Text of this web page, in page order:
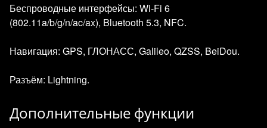
Беспроводные интерфейсы: Wi‑Fi 6
(802.11a/b/g/n/ac/ax), Bluetooth 5.3, NFC.
Навигация: GPS, ГЛОНАСС, Galileo, QZSS, BeiDou.
Разъём: Lightning.
Дополнительные функции